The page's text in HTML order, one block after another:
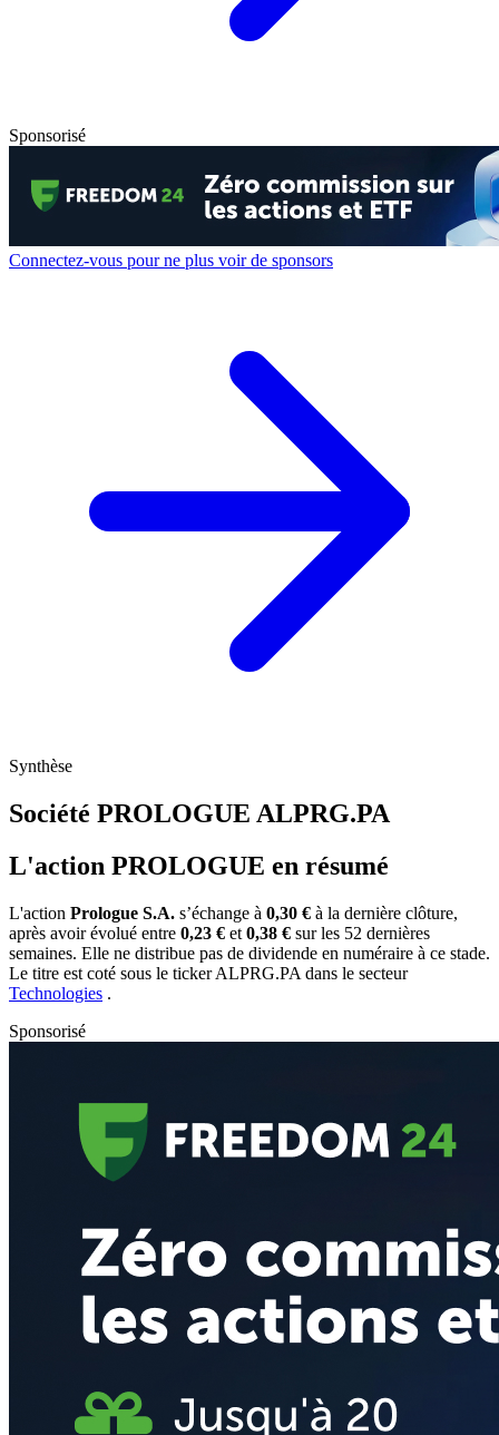
Sponsorisé
Connectez-vous pour ne plus voir de sponsors
Synthèse
Société PROLOGUE ALPRG.PA
L'action PROLOGUE en résumé
L'action Prologue S.A. s’échange à 0,30 € à la dernière clôture,
après avoir évolué entre 0,23 € et 0,38 € sur les 52 dernières
semaines. Elle ne distribue pas de dividende en numéraire à ce stade.
Le titre est coté sous le tickerALPRG.PA dans le secteur
Technologies .
Sponsorisé